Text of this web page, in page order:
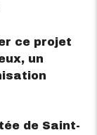
ce projet
un
de Saint-